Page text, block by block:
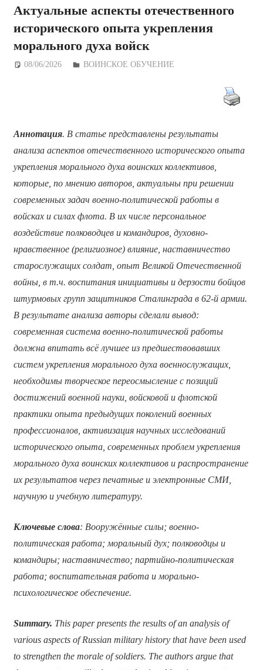
Актуальные аспекты отечественного
исторического опыта укрепления
морального духа войск
08/06/2026 Дежурный по Редакции
ВОИНСКОЕ ОБУЧЕНИЕ
Аннотация. В статье представлены результаты
анализа аспектов отечественного исторического опыта
укрепления морального духа воинских коллективов,
которые, по мнению авторов, актуальны при решении
современных задач военно-политической работы в
войсках и силах флота. В их числе персональное
воздействие полководцев и командиров, духовно-
нравственное (религиозное) влияние, наставничество
старослужащих солдат, опыт Великой Отечественной
войны, в т.ч. воспитания инициативы и дерзости бойцов
штурмовых групп защитников Сталинграда в 62-й армии.
В результате анализа авторы сделали вывод:
современная система военно-политической работы
должна впитать всё лучшее из предшествовавших
систем укрепления морального духа военнослужащих,
необходимы творческое переосмысление с позиций
достижений военной науки, войсковой и флотской
практики опыта предыдущих поколений военных
профессионалов, активизация научных исследований
исторического опыта, современных проблем укрепления
морального духа воинских коллективов и распространение
их результатов через печатные и электронные СМИ,
научную и учебную литературу.
Ключевые слова: Вооружённые силы; военно-
политическая работа; моральный дух; полководцы и
командиры; наставничество; партийно-политическая
работа; воспитательная работа и морально-
психологическое обеспечение.
Summary. This paper presents the results of an analysis of
various aspects of Russian military history that have been used
to strengthen the morale of soldiers. The authors argue that